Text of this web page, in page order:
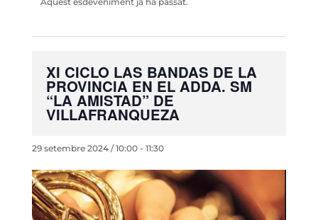
XI CICLO LAS BANDAS DE LA
PROVINCIA EN EL ADDA. SM
“LA AMISTAD” DE
VILLAFRANQUEZA
29 setembre 2024 / 10:00- 11:30